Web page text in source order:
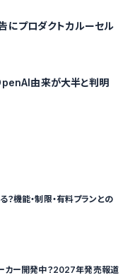
にプロダクトカルーセル
由来が大半と判明
機能・制限・有料プランとの
カー開発中？2027年発売報道